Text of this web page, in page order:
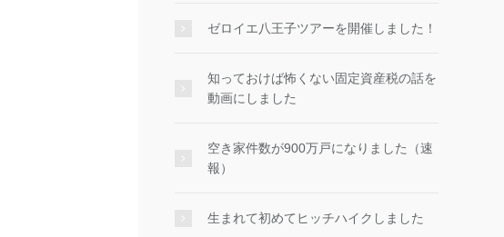
ゼロイエ八王子ツアーを開催しました！
知っておけば怖くない固定資産税の話を
動画にしました
空き家件数が900万戸になりました（速
報）
生まれて初めてヒッチハイクしました